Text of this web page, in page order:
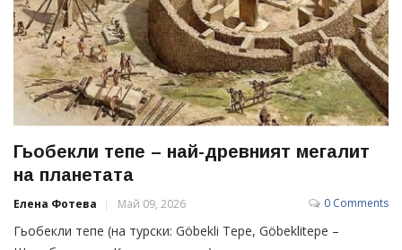
Гьобекли тепе – най-древният мегалит
на планетата
Елена Фотева Май 09, 2026 0 Comments
Гьобекли тепе (на турски: Göbekli Tepe, Göbeklitepe –